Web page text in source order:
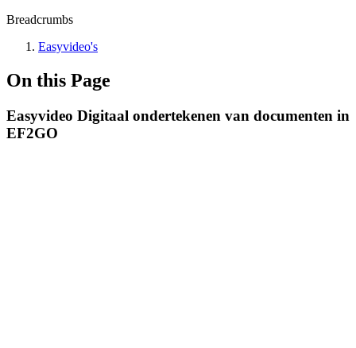
Breadcrumbs
Easyvideo's
On this Page
Easyvideo Digitaal ondertekenen van documenten in
EF2GO